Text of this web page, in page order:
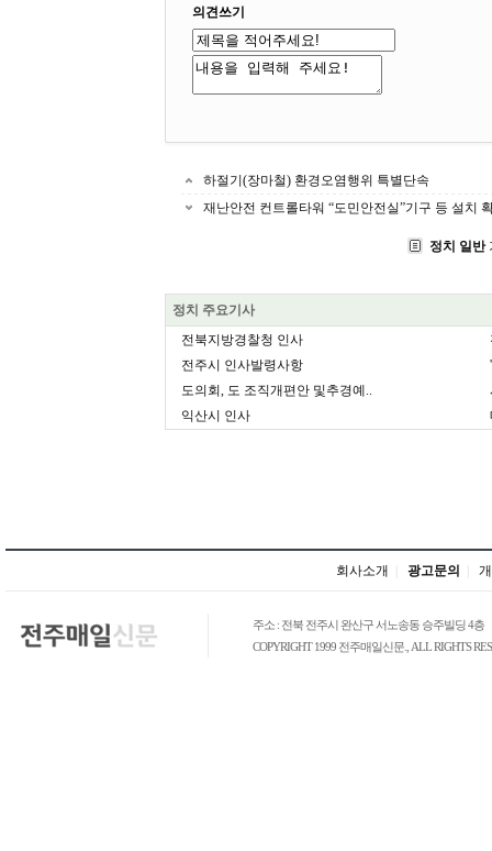
의견쓰기
하절기(장마철) 환경오염행위 특별단속
재난안전 컨트롤타워 “도민안전실”기구 등 설치
정치 일반
정치 주요기사
전북지방경찰청 인사
전주시 인사발령사항
도의회, 도 조직개편안 및추경예..
익산시 인사
회사소개 광고문의
주소 : 전북 전주시 완산구 서노송동 승주빌딩 4층
COPYRIGHT 1999 전주매일신문., ALL RIGHTS